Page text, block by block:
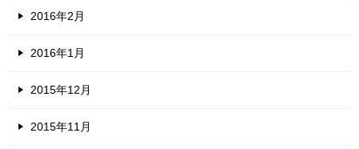
2016年2月
2016年1月
2015年12月
2015年11月